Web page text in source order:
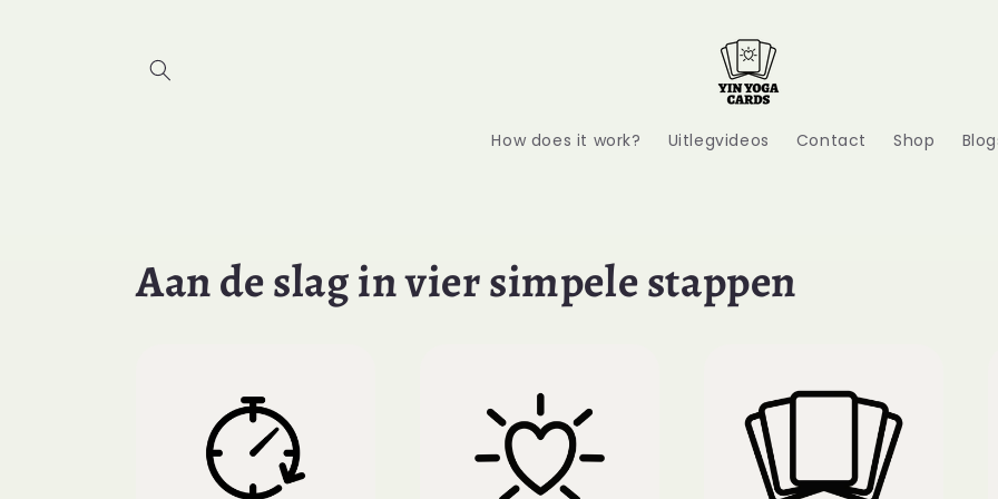
How does it work? Uitlegvideos Contact Shop
Aan de slag in vier simpele stappen